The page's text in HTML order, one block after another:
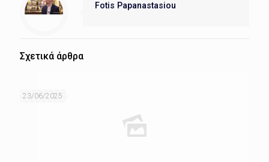
Fotis Papanastasiou
Σχετικά άρθρα
23/06/2025